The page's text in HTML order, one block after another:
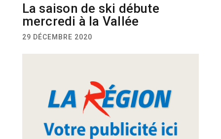
La saison de ski débute
mercredi à la Vallée
29 DÉCEMBRE 2020